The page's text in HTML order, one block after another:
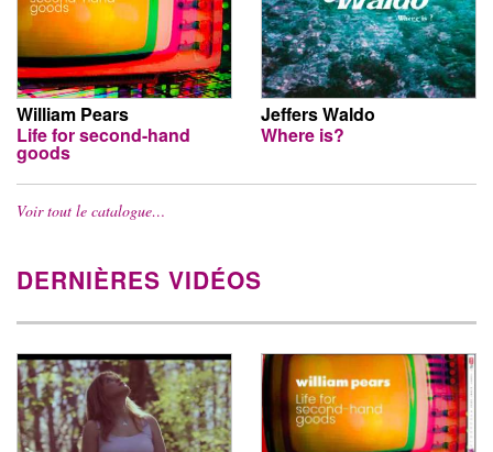
William Pears
Life for second-hand
goods
Jeffers Waldo
Where is?
Voir tout le catalogue…
DERNIÈRES VIDÉOS